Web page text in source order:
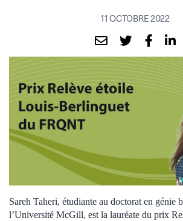
11 OCTOBRE 2022
Sareh Taheri, étudiante au doctorat en génie
l’Université McGill, est la lauréate du prix